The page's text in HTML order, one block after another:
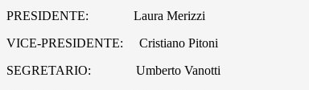
PRESIDENTE: Laura Merizzi
VICE-PRESIDENTE: Cristiano Pitoni
SEGRETARIO: Umberto Vanotti